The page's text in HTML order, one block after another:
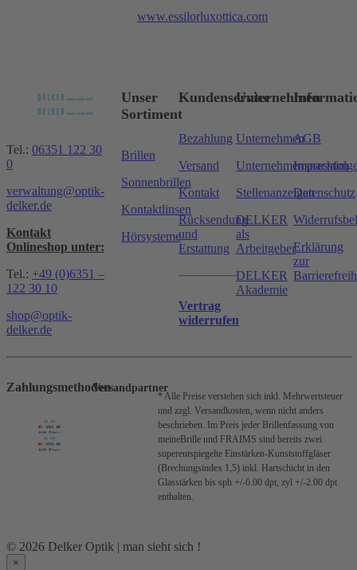
www.essilorluxottica.com
Tel.: 06351 122 30
0
verwaltung@optik-
delker.de
Kontakt
Onlineshop unter:
Tel.: +49 (0)6351 –
122 30 10
shop@optik-
delker.de
Unser
Sortiment
Brillen
Sonnenbrillen
Kontaktlinsen
Hörsysteme
Kundenservice
Bezahlung
Versand
Kontakt
Rücksendung
und
Erstattung
Vertrag
widerrufen
Unternehmen
Unternehmen
Stellenanzeigen
DELKER
als
Arbeitgeber
DELKER
Akademie
AGB
Impressum
Datenschutz
Erklärung
zur
ZahlungsmethodenVersandpartner
* Alle Preise verstehen sich inkl. Mehrwertsteuer
und zzgl. Versandkosten, wenn nicht anders
beschrieben. Im Preis jeder Brillenfassung von
meineBrille und FRAIMS sind bereits zwei
superentspiegelte Einstärken-Kunststoffgläser
(Brechungsindex 1,5) inkl. Hartschicht in den
Glasstärken bis sph +/-6.00 dpt, zyl +/-2.00 dpt
enthalten.
© 2026 Delker Optik | man sieht sich !
×